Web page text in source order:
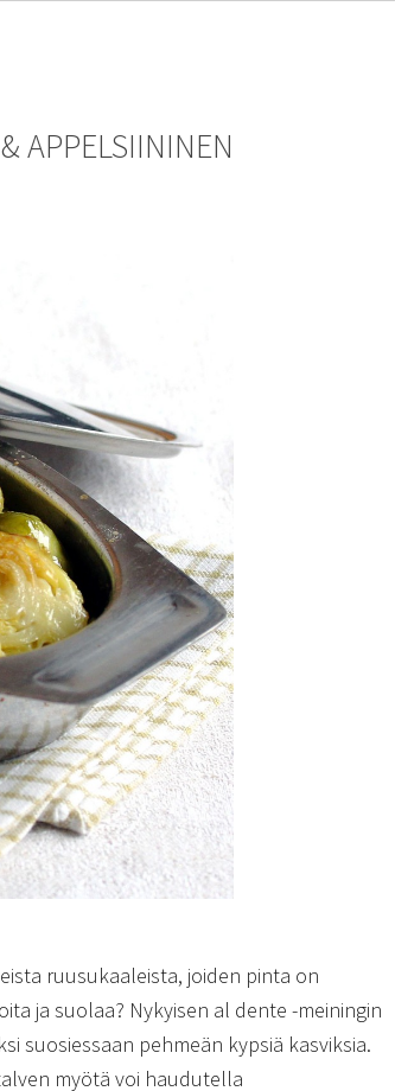
APPELSIININEN
ruusukaaleista, joiden pinta on
ja suolaa? Nykyisen al dente -meiningin
suosiessaan pehmeän kypsiä kasviksia.
myötä voi haudutella